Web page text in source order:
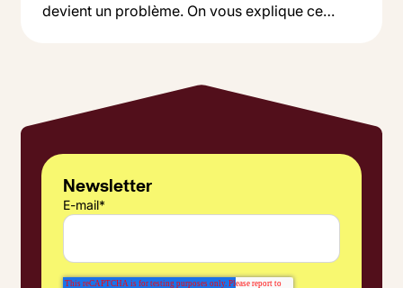
devient un problème. On vous explique ce
Newsletter
E-mail*